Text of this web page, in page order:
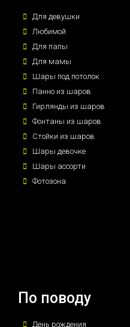
Для девушки
Любимой
Для папы
Для мамы
Шары под потолок
Панно из шаров
Гирлянды из шаров
Фонтаны из шаров
Стойки из шаров
Шары девочке
Шары ассорти
Фотозона
По поводу
День рождения